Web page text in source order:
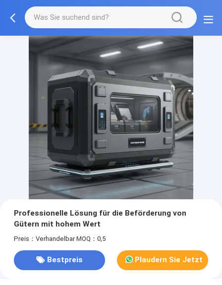
Professionelle Lösung für die Beförderung von
Gütern mit hohem Wert
Preis：Verhandelbar MOQ：0,5
Bestpreis Plaudern Sie Jetzt